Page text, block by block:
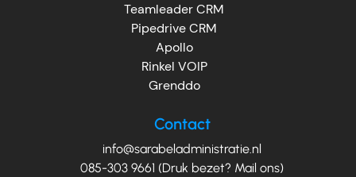
Teamleader CRM
Pipedrive CRM
Apollo
Rinkel VOIP
Grenddo
Contact
info@sarabeladministratie.nl
085-303 9661 (Druk bezet? Mail ons)